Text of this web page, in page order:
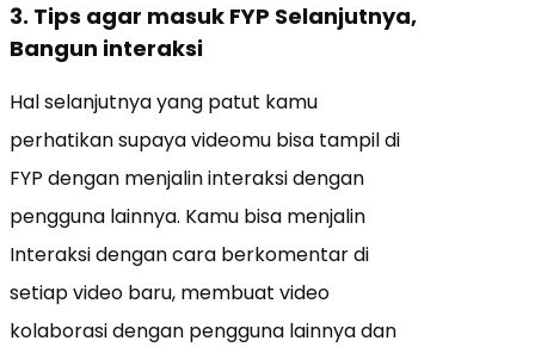
3. Tips agar masuk FYP Selanjutnya,
Bangun interaksi
Hal selanjutnya yang patut kamu
perhatikan supaya videomu bisa tampil di
FYP dengan menjalin interaksi dengan
pengguna lainnya. Kamu bisa menjalin
Interaksi dengan cara berkomentar di
setiap video baru, membuat video
kolaborasi dengan pengguna lainnya dan